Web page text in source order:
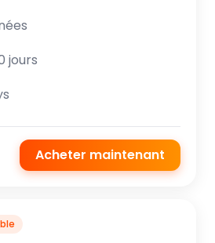
jours
Acheter maintenant